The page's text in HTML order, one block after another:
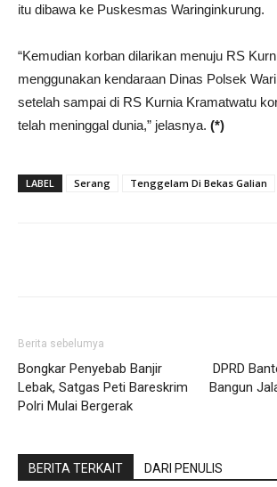
itu dibawa ke Puskesmas Waringinkurung.
“Kemudian korban dilarikan menuju RS
menggunakan kendaraan Dinas Polsek
setelah sampai di RS Kurnia Kramatwatu
telah meninggal dunia,” jelasnya. (*)
LABEL Serang Tenggelam Di Bekas Galian
Berita sebelumya
Bongkar Penyebab Banjir
Lebak, Satgas Peti Bareskrim
Polri Mulai Bergerak
DPRD
Bangun
BERITA TERKAIT DARI PENULIS